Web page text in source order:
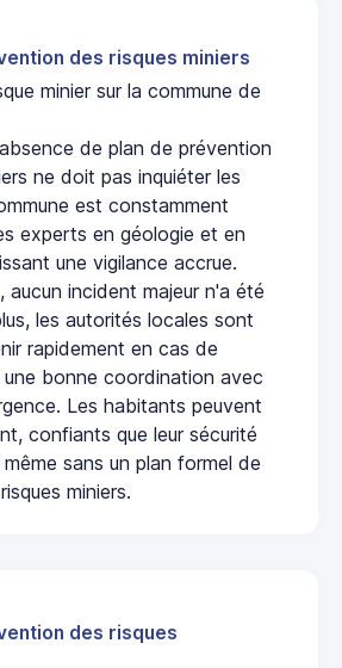
des risques miniers
minier sur la commune de
de plan de prévention
ne doit pas inquiéter les
est constamment
experts en géologie et en
une vigilance accrue.
aucun incident majeur n'a été
les autorités locales sont
rapidement en cas de
bonne coordination avec
Les habitants peuvent
confiants que leur sécurité
sans un plan formel de
miniers.
des risques